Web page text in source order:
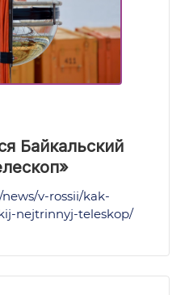
Байкальский
v-rossii/kak-
nejtrinnyj-teleskop/